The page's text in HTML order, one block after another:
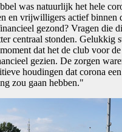
was natuurlijk het hele
en vrijwilligers actief binnen
gezond? Vragen die
centraal stonden. Gelukkig
dat het de club voor
gezien. De zorgen
houdingen dat corona
zou gaan hebben."